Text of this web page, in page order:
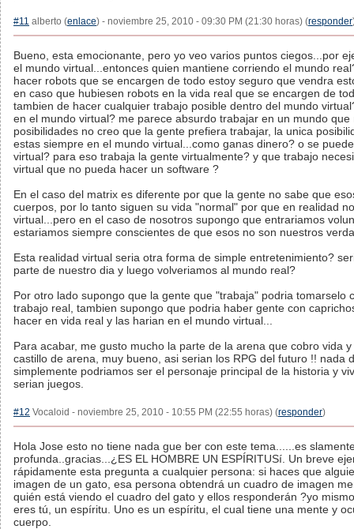
#11 alberto (enlace) - noviembre 25, 2010 - 09:30 PM (21:30 horas) (responder
Bueno, esta emocionante, pero yo veo varios puntos ciegos...por
el mundo virtual...entonces quien mantiene corriendo el mundo
hacer robots que se encargen de todo estoy seguro que vendra
en caso que hubiesen robots en la vida real que se encargen de
tambien de hacer cualquier trabajo posible dentro del mundo
en el mundo virtual? me parece absurdo trabajar en un mundo
posibilidades no creo que la gente prefiera trabajar, la unica
estas siempre en el mundo virtual...como ganas dinero? o se
virtual? para eso trabaja la gente virtualmente? y que trabajo
virtual que no pueda hacer un software ?
En el caso del matrix es diferente por que la gente no sabe que
cuerpos, por lo tanto siguen su vida "normal" por que en realidad
virtual...pero en el caso de nosotros supongo que entrariamos
estariamos siempre conscientes de que esos no son nuestros
Esta realidad virtual seria otra forma de simple entretenimiento?
parte de nuestro dia y luego volveriamos al mundo real?
Por otro lado supongo que la gente que "trabaja" podria tomarselo
trabajo real, tambien supongo que podria haber gente con
hacer en vida real y las harian en el mundo virtual...
Para acabar, me gusto mucho la parte de la arena que cobro vida
castillo de arena, muy bueno, asi serian los RPG del futuro !! nada
simplemente podriamos ser el personaje principal de la historia y
serian juegos.
#12 Vocaloid - noviembre 25, 2010 - 10:55 PM (22:55 horas) (responder)
Hola Jose esto no tiene nada gue ber con este tema......es
profunda..gracias...¿ES EL HOMBRE UN ESPÍRITUSí. Un breve
rápidamente esta pregunta a cualquier persona: si haces que
imagen de un gato, esa persona obtendrá un cuadro de imagen
quién está viendo el cuadro del gato y ellos responderán ?yo
eres tú, un espíritu. Uno es un espíritu, el cual tiene una mente y
cuerpo.